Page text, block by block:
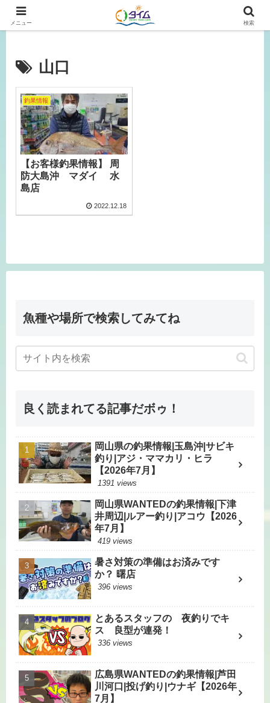
広島、岡山の釣り情報はタイムにおまかせ！
山口
釣果情報
【お客様釣果情報】 周
防大島沖 マダイ 水
島店
2022.12.18
魚種や場所で検索してみてね
良く読まれてる記事だボゥ！
岡山県の釣果情報|玉島沖|サビキ
釣り|アジ・ママカリ・ヒラ
【2026年7月】
1391 views
岡山県WANTEDの釣果情報|下津
井周辺|ルアー釣り|アコウ【2026
年7月】
419 views
暑さ対策の準備はお済みです
か？ 曙店
396 views
とあるスタッフの 夜釣りでキ
ス 良型が連発！
336 views
広島県WANTEDの釣果情報|芦田
川河口|投げ釣り|ウナギ【2026年
7月】
メニュー 検索